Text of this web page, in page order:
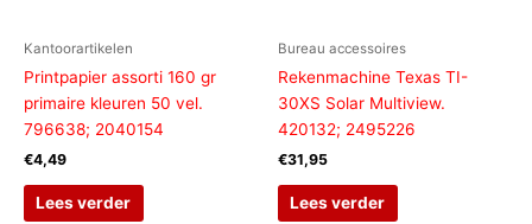
Kantoorartikelen
Printpapier assorti 160 gr
primaire kleuren 50 vel.
796638; 2040154
€4,49
Lees verder
Bureau accessoires
Rekenmachine Texas TI-
30XS Solar Multiview.
420132; 2495226
€31,95
Lees verder